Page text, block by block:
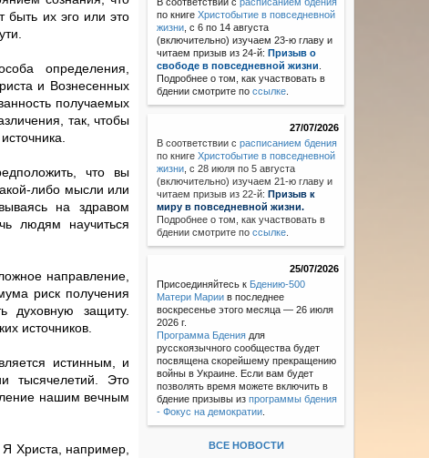
быть их эго или это
определения,
и Вознесенных
получаемых
так, чтобы
что вы
либо мысли или
на здравом
людям научиться
направление,
риск получения
духовную защиту.
источников.
истинным, и
тысячелетий. Это
нашим вечным
Я Христа, например,
по книгеХристобытие в повседневной
жизни , с 6 по 14 августа
(включительно) изучаем 23-ю главу и
читаем призыв из 24-й: Призыв о
свободе в повседневной жизни
Подробнее о том, как участвовать в
бдении смотрите поссылке
27/07/2026
В соответствии с расписанием бдения
по книгеХристобытие в повседневной
жизни с 28 июля по 5 августа
(включительно) изучаем 21-ю главу и
читаем призыв из 22-й: Призыв к
миру в повседневной жизни.
Подробнее о том, как участвовать в
бдении смотрите поссылке
25/07/2026
Присоединяйтесь к Бдению-500
Матери Марии в последнее
воскресенье этого месяца — 26 июля
2026 г.
Программа Бдения для
русскоязычного сообщества будет
посвящена скорейшему прекращению
войны в Украине. Если вам будет
позволять время можете включить в
бдение призывы изпрограммы бдения
- Фокус на демократии
ВСЕ НОВОСТИ